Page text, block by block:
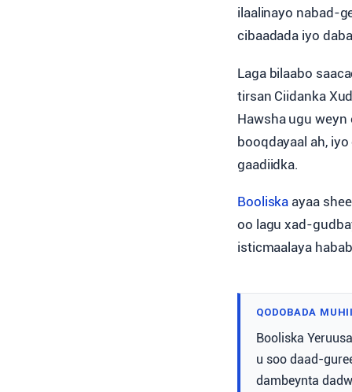
ilaalinayo nabad-
cibaadada iyo
Laga bilaabo
tirsan Ciidanka
Hawsha ugu weyn
booqdayaal ah,
gaadiidka.
Booliska ayaa
oo lagu xad-
isticmaalaya
QODOBADA
Booliska
u soo daad-
dambeynta